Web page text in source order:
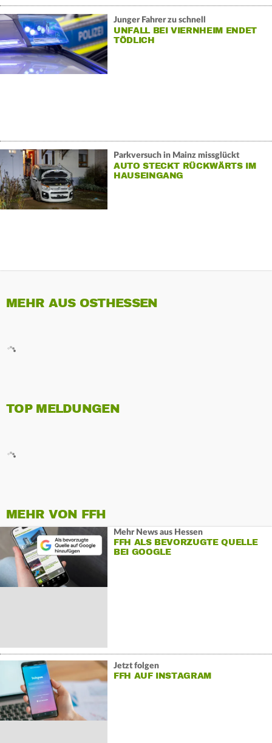
Junger Fahrer zu schnell
UNFALL BEI VIERNHEIM ENDET
TÖDLICH
Parkversuch in Mainz missglückt
AUTO STECKT RÜCKWÄRTS IM
HAUSEINGANG
MEHR AUS OSTHESSEN
TOP MELDUNGEN
MEHR VON FFH
Mehr News aus Hessen
FFH ALS BEVORZUGTE QUELLE
BEI GOOGLE
Jetzt folgen
FFH AUF INSTAGRAM